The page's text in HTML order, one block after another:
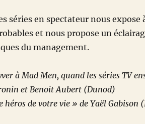
séries en spectateur nous
et nous propose un
du management.
à Mad Men, quand les séries TV
et Benoit Aubert (Dunod)
héros de votre vie » de Yaël Gabison